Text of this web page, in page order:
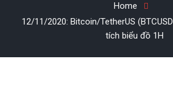
Home
12/11/2020: Bitcoin/TetherUS
tích biểu đồ 1H